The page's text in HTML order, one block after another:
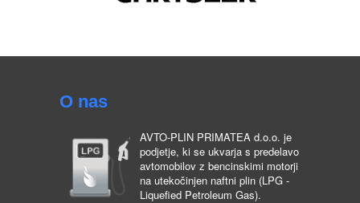
O nas
AVTO-PLIN PRIMATEA d.o.o. je
podjetje, ki se ukvarja s predelavo
avtomobilov z bencinskimi motorji
na utekočinjen naftni plin (LPG -
Liquefied Petroleum Gas).